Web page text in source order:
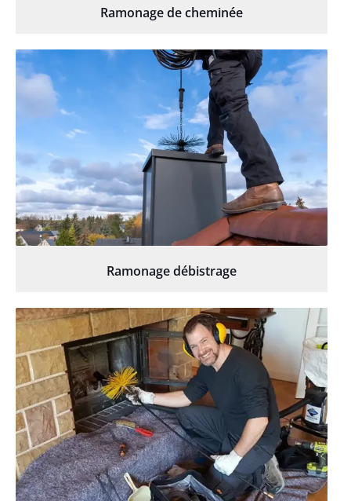
Ramonage de cheminée
Ramonage débistrage